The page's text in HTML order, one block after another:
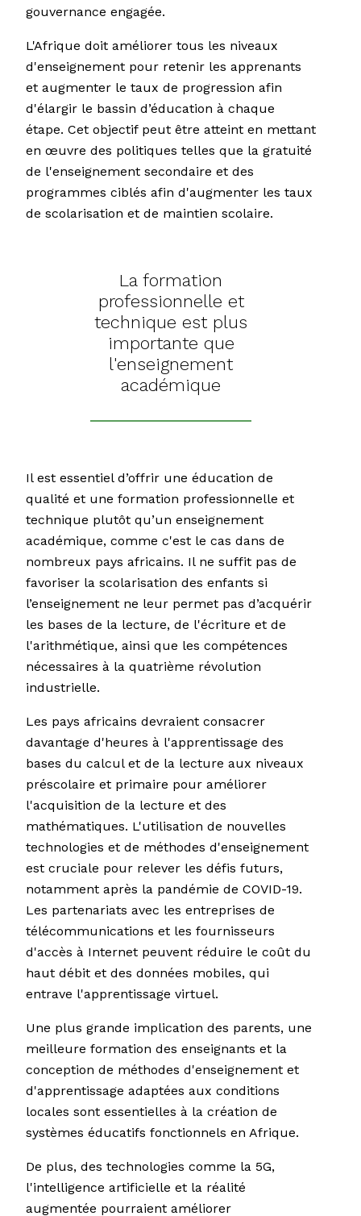
gouvernance engagée.
L'Afrique doit améliorer tous les niveaux
d'enseignement pour retenir les apprenants
et augmenter le taux de progression afin
d'élargir le bassin d’éducation à chaque
étape. Cet objectif peut être atteint en mettant
en œuvre des politiques telles que la gratuité
de l'enseignement secondaire et des
programmes ciblés afin d'augmenter les taux
de scolarisation et de maintien scolaire.
La formation
professionnelle et
technique est plus
importante que
l'enseignement
académique
Il est essentiel d’offrir une éducation de
qualité et une formation professionnelle et
technique plutôt qu’un enseignement
académique, comme c'est le cas dans de
nombreux pays africains. Il ne suffit pas de
favoriser la scolarisation des enfants si
l’enseignement ne leur permet pas d’acquérir
les bases de la lecture, de l'écriture et de
l'arithmétique, ainsi que les compétences
nécessaires à la quatrième révolution
industrielle.
Les pays africains devraient consacrer
davantage d'heures à l'apprentissage des
bases du calcul et de la lecture aux niveaux
préscolaire et primaire pour améliorer
l'acquisition de la lecture et des
mathématiques. L'utilisation de nouvelles
technologies et de méthodes d'enseignement
est cruciale pour relever les défis futurs,
notamment après la pandémie de COVID-19.
Les partenariats avec les entreprises de
télécommunications et les fournisseurs
d'accès à Internet peuvent réduire le coût du
haut débit et des données mobiles, qui
entrave l'apprentissage virtuel.
Une plus grande implication des parents, une
meilleure formation des enseignants et la
conception de méthodes d'enseignement et
d'apprentissage adaptées aux conditions
locales sont essentielles à la création de
systèmes éducatifs fonctionnels en Afrique.
De plus, des technologies comme la 5G,
l'intelligence artificielle et la réalité
augmentée pourraient améliorer